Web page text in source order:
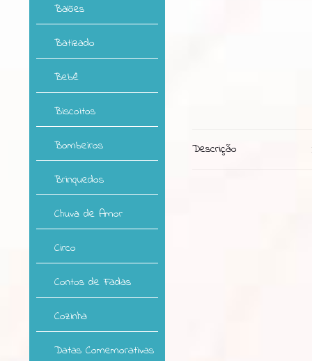
Descrição
Balões
Batizado
Bebê
Biscoitos
Bombeiros
Brinquedos
Chuva de Amor
Circo
Contos de Fadas
Cozinha
Datas Comemorativas